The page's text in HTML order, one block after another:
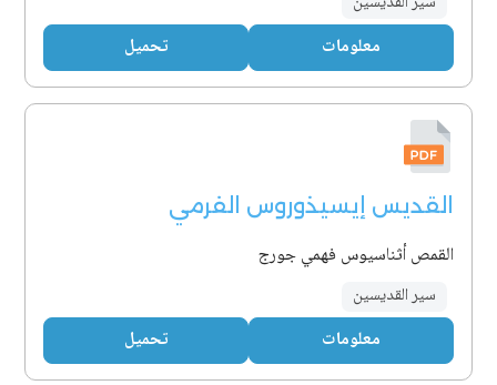
معلومات تحميل
القديس إيسيذوروس الفرمي
القمص أثناسيوس فهمي جورج
سير القديسين
معلومات تحميل